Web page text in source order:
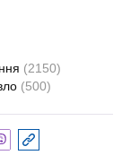
(2150)
(500)